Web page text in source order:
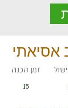
אסיאתי
זמן הכנה
15